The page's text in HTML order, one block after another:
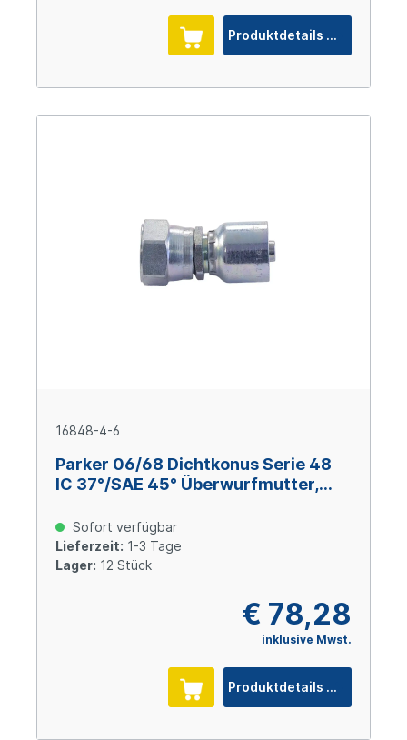
Produktdetails
16848-4-6
Parker 06/68 Dichtkonus Serie 48
IC 37°/SAE 45° Überwurfmutter,
verzinkt Cr(VI)-frei
Sofort verfügbar
Lieferzeit: 1-3 Tage
Lager: 12 Stück
€ 78,28
inklusive Mwst.
Produktdetails